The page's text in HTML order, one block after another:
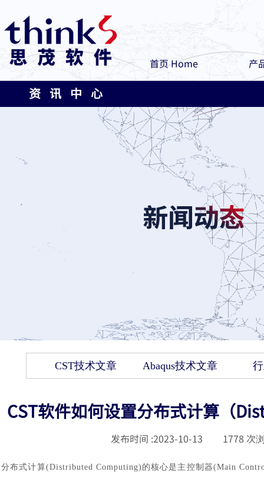
首页 Home 产
资 讯 中 心
CST技术文章 Abaqus技术文章
CST软件如何设置分布式计算（
发布时间 :2023-10-13 1778 次
分布式计算(Distributed Computing)的核心是主控制器(Main